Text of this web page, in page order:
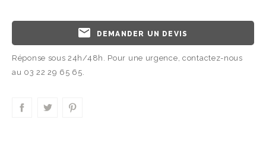
email DEMANDER UN DEVIS
Réponse sous 24h/48h. Pour une urgence, contactez-nous
au 03 22 29 65 65.